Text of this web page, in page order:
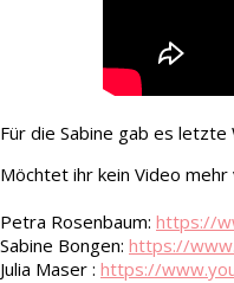
Für die Sabine gab es
Möchtet ihr kein Video
Petra Rosenbaum: https://
Sabine Bongen: https://
Julia Maser : https://